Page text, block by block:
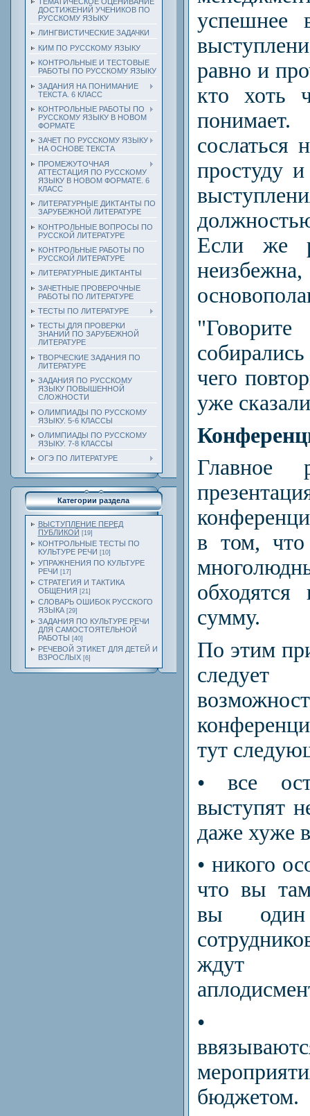
ДОСТИЖЕНИЙ УЧЕНИКОВ ПО
РУССКОМУ ЯЗЫКУ
ЛИНГВИСТИЧЕСКИЕ ЗАДАЧКИ
КИМ ПО РУССКОМУ ЯЗЫКУ
КОНТРОЛЬНЫЕ И ТЕСТОВЫЕ
РАБОТЫ ПО РУССКОМУ ЯЗЫКУ
ЗАДАНИЯ НА ПОНИМАНИЕ
ТЕКСТА. 6 КЛАСС
КОНТРОЛЬНЫЕ РАБОТЫ ПО
РУССКОМУ ЯЗЫКУ В НОВОМ
ФОРМАТЕ
ЗАЧЕТ ПО РУССКОМУ ЯЗЫКУ
НА ОСНОВЕ ТЕКСТА
ПРОМЕЖУТОЧНАЯ
АТТЕСТАЦИЯ ПО РУССКОМУ
ЯЗЫКУ В НОВОМ ФОРМАТЕ. 6
КЛАСС
ЛИТЕРАТУРНЫЕ ДИКТАНТЫ ПО
ЗАРУБЕЖНОЙ ЛИТЕРАТУРЕ
КОНТРОЛЬНЫЕ ВОПРОСЫ ПО
РУССКОЙ ЛИТЕРАТУРЕ
КОНТРОЛЬНЫЕ РАБОТЫ ПО
РУССКОЙ ЛИТЕРАТУРЕ
ЛИТЕРАТУРНЫЕ ДИКТАНТЫ
ЗАЧЕТНЫЕ ПРОВЕРОЧНЫЕ
РАБОТЫ ПО ЛИТЕРАТУРЕ
ТЕСТЫ ПО ЛИТЕРАТУРЕ
ТЕСТЫ ДЛЯ ПРОВЕРКИ
ЗНАНИЙ ПО ЗАРУБЕЖНОЙ
ЛИТЕРАТУРЕ
ТВОРЧЕСКИЕ ЗАДАНИЯ ПО
ЛИТЕРАТУРЕ
ЗАДАНИЯ ПО РУССКОМУ
ЯЗЫКУ ПОВЫШЕННОЙ
СЛОЖНОСТИ
ОЛИМПИАДЫ ПО РУССКОМУ
ЯЗЫКУ. 5-6 КЛАССЫ
ОЛИМПИАДЫ ПО РУССКОМУ
ЯЗЫКУ. 7-8 КЛАССЫ
ОГЭ ПО ЛИТЕРАТУРЕ
Категории раздела
ВЫСТУПЛЕНИЕ ПЕРЕД
ПУБЛИКОЙ [19]
КОНТРОЛЬНЫЕ ТЕСТЫ ПО
КУЛЬТУРЕ РЕЧИ [10]
УПРАЖНЕНИЯ ПО КУЛЬТУРЕ
РЕЧИ [17]
СТРАТЕГИЯ И ТАКТИКА
ОБЩЕНИЯ [21]
СЛОВАРЬ ОШИБОК РУССКОГО
ЯЗЫКА [29]
ЗАДАНИЯ ПО КУЛЬТУРЕ РЕЧИ
ДЛЯ САМОСТОЯТЕЛЬНОЙ
РАБОТЫ [40]
РЕЧЕВОЙ ЭТИКЕТ ДЛЯ ДЕТЕЙ И
ВЗРОСЛЫХ [6]
успешнее
равно и
кто хоть
сослаться
простуду и
Если же
чего
уже
Главное
в том, что
сумму.
По этим
тут
• все
выступят
даже хуже
• никого
что вы
вы
ждут
•
бюджетом.